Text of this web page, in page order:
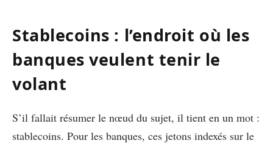
Stablecoins : l’endroit où les
banques veulent tenir le
volant
S’il fallait résumer le nœud du sujet, il tient en un mot :
stablecoins. Pour les banques, ces jetons indexés sur le